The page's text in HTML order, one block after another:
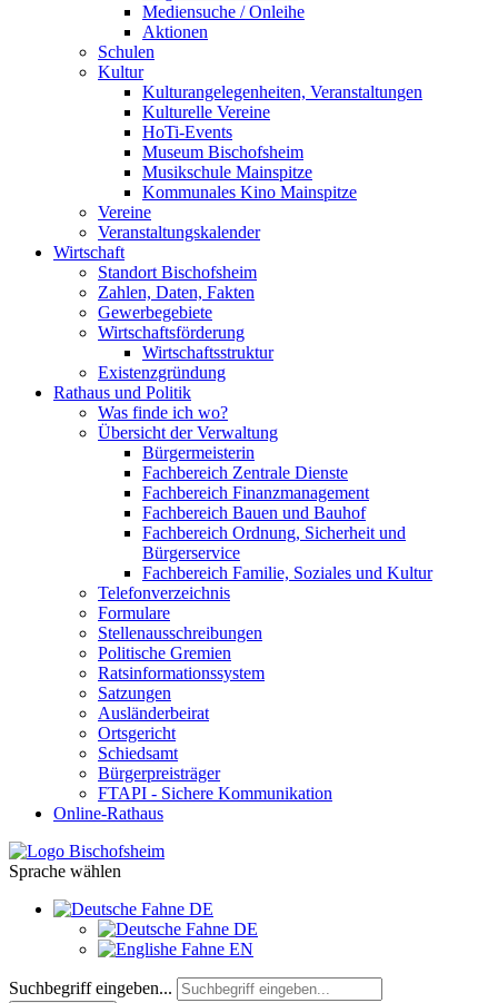
Mediensuche / Onleihe
Aktionen
Schulen
Kultur
Kulturangelegenheiten, Veranstaltungen
Kulturelle Vereine
HoTi-Events
Museum Bischofsheim
Musikschule Mainspitze
Kommunales Kino Mainspitze
Vereine
Veranstaltungskalender
Wirtschaft
Standort Bischofsheim
Zahlen, Daten, Fakten
Gewerbegebiete
Wirtschaftsförderung
Wirtschaftsstruktur
Existenzgründung
Rathaus und Politik
Was finde ich wo?
Übersicht der Verwaltung
Bürgermeisterin
Fachbereich Zentrale Dienste
Fachbereich Finanzmanagement
Fachbereich Bauen und Bauhof
Fachbereich Ordnung, Sicherheit und
Bürgerservice
Fachbereich Familie, Soziales und Kultur
Telefonverzeichnis
Formulare
Stellenausschreibungen
Politische Gremien
Ratsinformationssystem
Satzungen
Ausländerbeirat
Ortsgericht
Schiedsamt
Bürgerpreisträger
FTAPI - Sichere Kommunikation
Online-Rathaus
Sprache wählen
DE
DE
EN
Suchbegriff eingeben...